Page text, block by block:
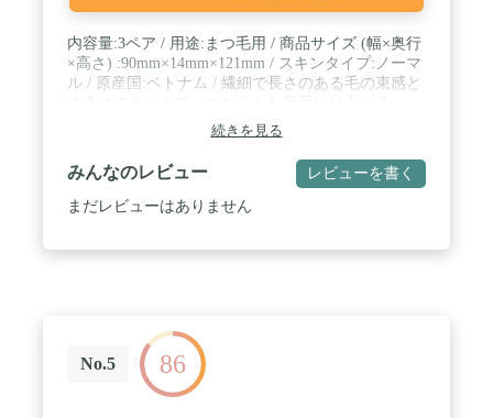
内容量:3ペア / 用途:まつ毛用 / 商品サイズ (幅×奥行
×高さ) :90mm×14mm×121mm / スキンタイプ:ノーマ
ル / 原産国:ベトナム / 繊細で長さのある毛の束感と
続きを見る
みんなのレビュー レビューを書く
まだレビューはありません
No.5 86